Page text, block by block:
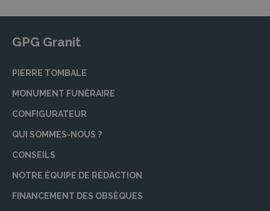
GPG Granit
PIERRE TOMBALE
MONUMENT FUNÉRAIRE
CONFIGURATEUR
QUI SOMMES-NOUS ?
CONSEILS
NOTRE ÉQUIPE DE RÉDACTION
FINANCEMENT DES OBSÈQUES